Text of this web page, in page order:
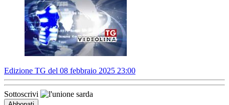
Edizione TG del 08 febbraio 2025 23:00
Sottoscrivi